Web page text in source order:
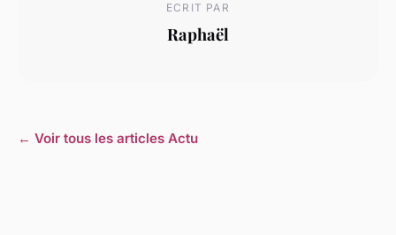
ECRIT PAR
Raphaël
← Voir tous les articles Actu